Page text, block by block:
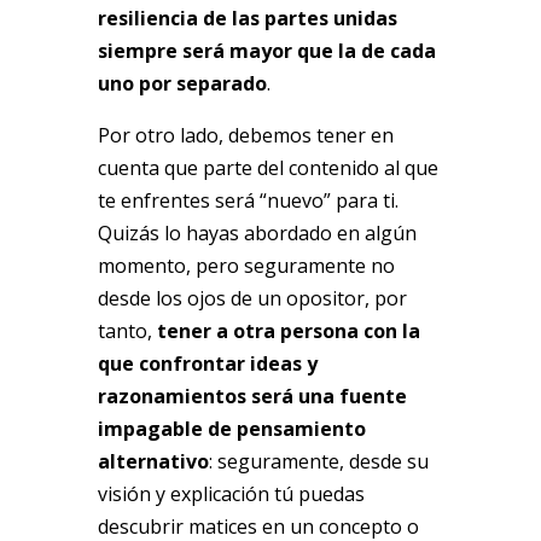
resiliencia de las partes unidas
siempre será mayor que la de cada
uno por separado.
Por otro lado, debemos tener en
cuenta que parte del contenido al que
te enfrentes será “nuevo” para ti.
Quizás lo hayas abordado en algún
momento, pero seguramente no
desde los ojos de un opositor, por
tanto, tener a otra persona con la
que confrontar ideas y
razonamientos será una fuente
impagable de pensamiento
alternativo: seguramente, desde su
visión y explicación tú puedas
descubrir matices en un concepto o